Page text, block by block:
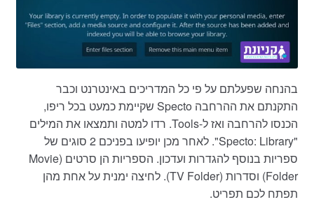
בהנחה שפעלתם על פי כל המדריכים באינטרנט וכבר
התקנתם את ההרחבה Specto שקיימת כמעט בכל ריפו,
הכנסו להרחבה ואז ל-Tools. רדו למטה ותמצאו את המילים
"Specto: Library". לאחר מכן יופיעו בפניכם 2 סוגים של
ספריות בנוסף להגדרות ועדכון. הספריות הן סרטים (Movie
Folder) וסדרות (TV Folder). לחיצה ימנית על אחת מהן
תפתח לכם תפריט.